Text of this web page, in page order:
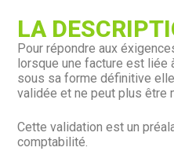
LA
Pour répondre aux
lorsque une facture est liée
sous sa forme définitive
validée et ne peut plus être
Cette validation est un
comptabilité.